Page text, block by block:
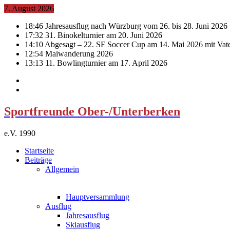
7. August 2026
18:46 Jahresausflug nach Würzburg vom 26. bis 28. Juni 2026
17:32 31. Binokelturnier am 20. Juni 2026
14:10 Abgesagt – 22. SF Soccer Cup am 14. Mai 2026 mit
12:54 Maiwanderung 2026
13:13 11. Bowlingturnier am 17. April 2026
Sportfreunde Ober-/Unterberken
e.V. 1990
Startseite
Beiträge
Allgemein
Hauptversammlung
Ausflug
Jahresausflug
Skiausflug